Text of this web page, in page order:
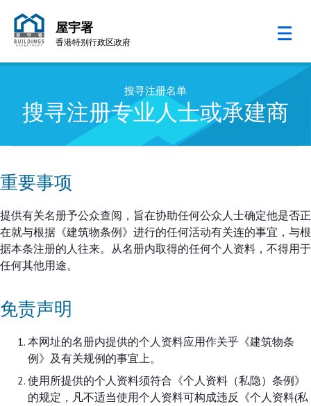
屋宇署
香港特别行政区政府
搜寻注册名单
搜寻注册专业人士或承建商
重要事项
提供有关名册予公众查阅，旨在协助任何公众人士确定他是否正
在就与根据《建筑物条例》进行的任何活动有关连的事宜，与根
据本条注册的人往来。从名册内取得的任何个人资料，不得用于
任何其他用途。
免责声明
本网址的名册内提供的个人资料应用作关乎《建筑物条
例》及有关规例的事宜上。
使用所提供的个人资料须符合《个人资料（私隐）条例》
的规定，凡不适当使用个人资料可构成违反《个人资料(私